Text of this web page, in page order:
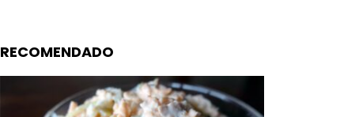
RECOMENDADO